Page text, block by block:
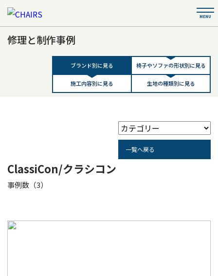
修理と制作事例
ブランド別に見る 椅子やソファの形状別に見る
施工内容別に見る 生地の種類別に見る
一覧へ戻る
ClassiCon/クラシコン
事例数（3）